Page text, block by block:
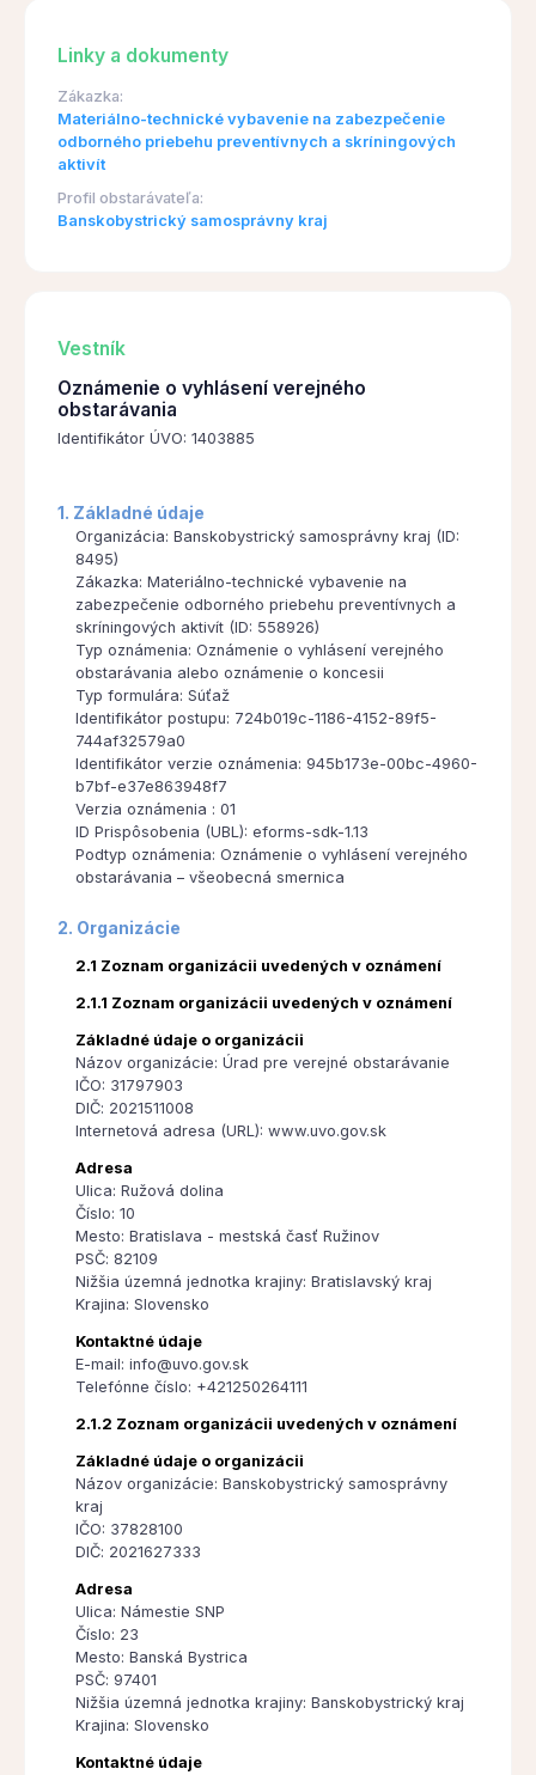
Linky a dokumenty
Zákazka:
Materiálno-technické vybavenie na zabezpečenie
odborného priebehu preventívnych a skríningových
aktivít
Profil obstarávateľa:
Banskobystrický samosprávny kraj
Vestník
Oznámenie o vyhlásení verejného
obstarávania
Identifikátor ÚVO: 1403885
1. Základné údaje
Organizácia: Banskobystrický samosprávny kraj (ID:
8495)
Zákazka: Materiálno-technické vybavenie na
zabezpečenie odborného priebehu preventívnych a
skríningových aktivít (ID: 558926)
Typ oznámenia: Oznámenie o vyhlásení verejného
obstarávania alebo oznámenie o koncesii
Typ formulára: Súťaž
Identifikátor postupu: 724b019c-1186-4152-89f5-
744af32579a0
Identifikátor verzie oznámenia: 945b173e-00bc-4960-
b7bf-e37e863948f7
Verzia oznámenia : 01
ID Prispôsobenia (UBL): eforms-sdk-1.13
Podtyp oznámenia: Oznámenie o vyhlásení verejného
obstarávania – všeobecná smernica
2. Organizácie
2.1 Zoznam organizácii uvedených v oznámení
2.1.1 Zoznam organizácii uvedených v oznámení
Základné údaje o organizácii
Názov organizácie: Úrad pre verejné obstarávanie
IČO: 31797903
DIČ: 2021511008
Internetová adresa (URL): www.uvo.gov.sk
Adresa
Ulica: Ružová dolina
Číslo: 10
Mesto: Bratislava - mestská časť Ružinov
PSČ: 82109
Nižšia územná jednotka krajiny: Bratislavský kraj
Krajina: Slovensko
Kontaktné údaje
E-mail: info@uvo.gov.sk
Telefónne číslo: +421250264111
2.1.2 Zoznam organizácii uvedených v oznámení
Základné údaje o organizácii
Názov organizácie: Banskobystrický samosprávny
kraj
IČO: 37828100
DIČ: 2021627333
Adresa
Ulica: Námestie SNP
Číslo: 23
Mesto: Banská Bystrica
PSČ: 97401
Nižšia územná jednotka krajiny: Banskobystrický kraj
Krajina: Slovensko
Kontaktné údaje